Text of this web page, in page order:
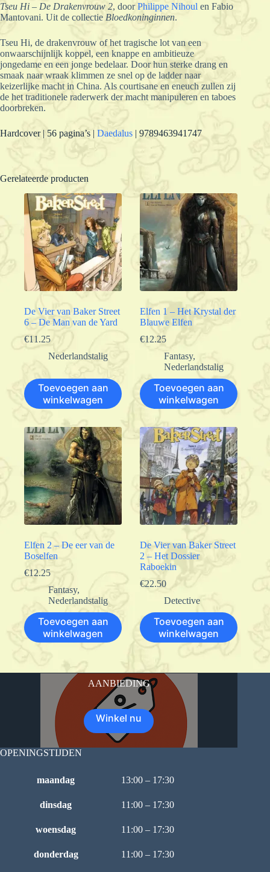
Tseu Hi – De Drakenvrouw 2, doorPhilippe Nihoul en Fabio
Mantovani. Uit de collectie Bloedkoninginnen.
Tseu Hi, de drakenvrouw of het tragische lot van een
onwaarschijnlijk koppel, een knappe en ambitieuze
jongedame en een jonge bedelaar. Door hun sterke drang en
smaak naar wraak klimmen ze snel op de ladder naar
keizerlijke macht in China. Als courtisane en eneuch zullen zij
de het traditionele raderwerk der macht manipuleren en taboes
doorbreken.
Hardcover | 56 pagina’s | Daedalus | 9789463941747
Gerelateerde producten
De Vier van Baker Street
6 – De Man van de Yard
€11.25
Nederlandstalig
Toevoegen aan
winkelwagen
Elfen 1 – Het Krystal der
Blauwe Elfen
€12.25
Fantasy,
Nederlandstalig
Toevoegen aan
winkelwagen
Elfen 2 – De eer van de
Boselfen
€12.25
Fantasy,
Nederlandstalig
Toevoegen aan
winkelwagen
De Vier van Baker Street
2 – Het Dossier
Raboekin
€22.50
Detective
Toevoegen aan
winkelwagen
AANBIEDING
Winkel nu
OPENINGSTIJDEN
maandag 13:00 – 17:30
dinsdag 11:00 – 17:30
woensdag 11:00 – 17:30
donderdag 11:00 – 17:30